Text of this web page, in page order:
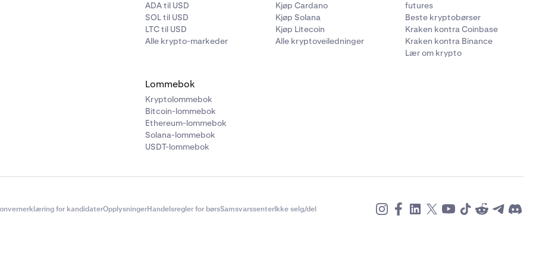
å koble til en lommebok, velger du det alternativet og velger deretter
kan variere avhengig av hvilken lommebok du kobler til. I
ADA til USD
SOL til USD
LTC til USD
Alle krypto-markeder
Kjøp Cardano
Kjøp Solana
Kjøp Litecoin
Alle kryptoveiledninger
futures
Beste kryptobørser
Kraken kontra Coinbase
Kraken kontra Binance
Lær om krypto
Lommebok
Kryptolommebok
Bitcoin-lommebok
Ethereum-lommebok
Solana-lommebok
USDT-lommebok
for kandidaterOpplysningerHandelsregler for børsSamsvarssenterIkke selg/del